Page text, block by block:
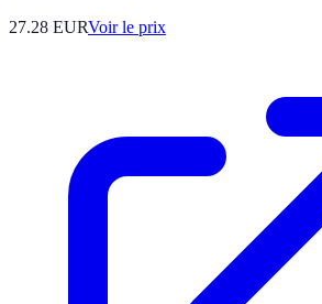
27.28 EURVoir le prix